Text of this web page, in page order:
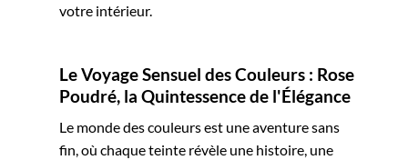
votre intérieur.
Le Voyage Sensuel des Couleurs : Rose
Poudré, la Quintessence de l'Élégance
Le monde des couleurs est une aventure sans
fin, où chaque teinte révèle une histoire, une